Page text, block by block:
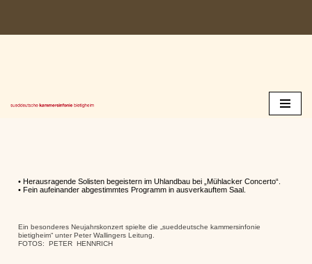
Zum
• Herausragende Solisten begeistern im Uhlandbau bei „Mühlacker Concerto“.
• Fein aufeinander abgestimmtes Programm in ausverkauftem Saal.
Ein besonderes Neujahrskonzert spielte die „sueddeutsche kammersinfonie
bietigheim“ unter Peter Wallingers Leitung.
FOTOS: PETER HENNRICH